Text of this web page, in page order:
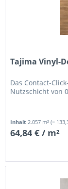
Tajima Vinyl-
Das Contact-
Nutzschicht von
Inhalt 2.057 m²(=
64,84 € / m²